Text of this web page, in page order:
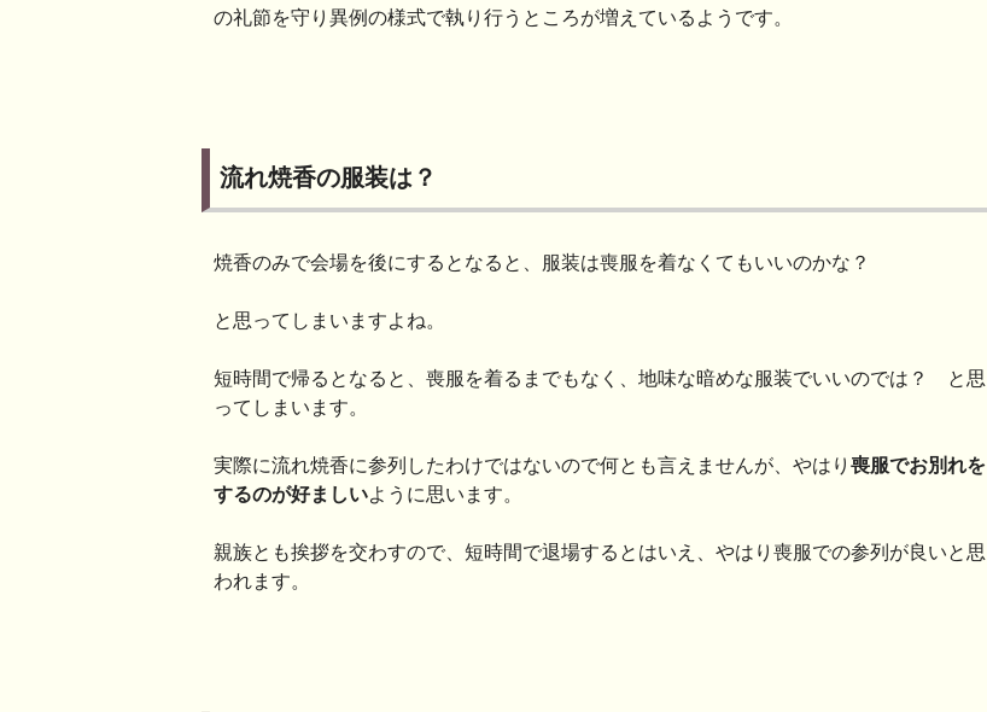
の礼節を守り異例の様式で執り行うところが増えているようです。
流れ焼香の服装は？
焼香のみで会場を後にするとなると、服装は喪服を着なくてもいいのかな？
と思ってしまいますよね。
短時間で帰るとなると、喪服を着るまでもなく、地味な暗めな服装でいいのでは？ と思
ってしまいます。
実際に流れ焼香に参列したわけではないので何とも言えませんが、やはり 喪服でお別れを
するのが好ましいように思います。
親族とも挨拶を交わすので、短時間で退場するとはいえ、やはり喪服での参列が良いと思
われます。